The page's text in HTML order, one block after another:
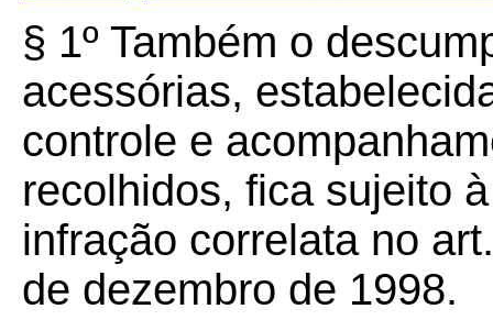
§ 1º Também o
acessórias,
controle e
recolhidos, fica sujeito
infração correlata no
de dezembro de 1998.